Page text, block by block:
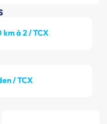
km à 2 / TCX
/ TCX